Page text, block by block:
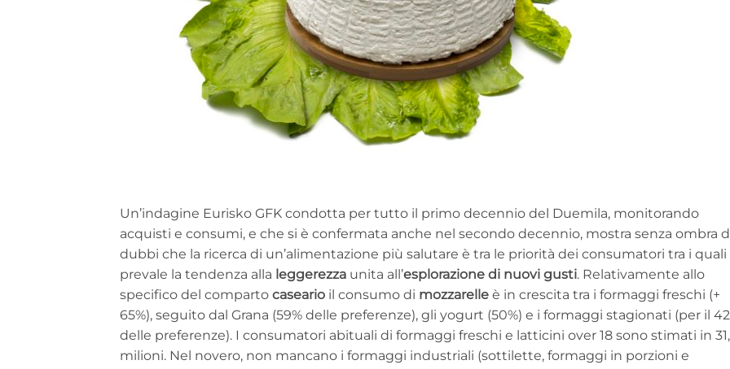
Un’indagine Eurisko GFK condotta per tutto il primo decennio del Duemila, monitorando
acquisti e consumi, e che si è confermata anche nel secondo decennio, mostra senza ombra
dubbi che la ricerca di un’alimentazione più salutare è tra le priorità dei consumatori tra i quali
prevale la tendenza alla leggerezza unita all’esplorazione di nuovi gusti. Relativamente allo
specifico del comparto caseario il consumo di mozzarelle è in crescita tra i formaggi freschi (+
65%), seguito dal Grana (59% delle preferenze), gli yogurt (50%) e i formaggi stagionati (per il
delle preferenze). I consumatori abituali di formaggi freschi e latticini over 18 sono stimati in
milioni. Nel novero, non mancano i formaggi industriali (sottilette, formaggi in porzioni e